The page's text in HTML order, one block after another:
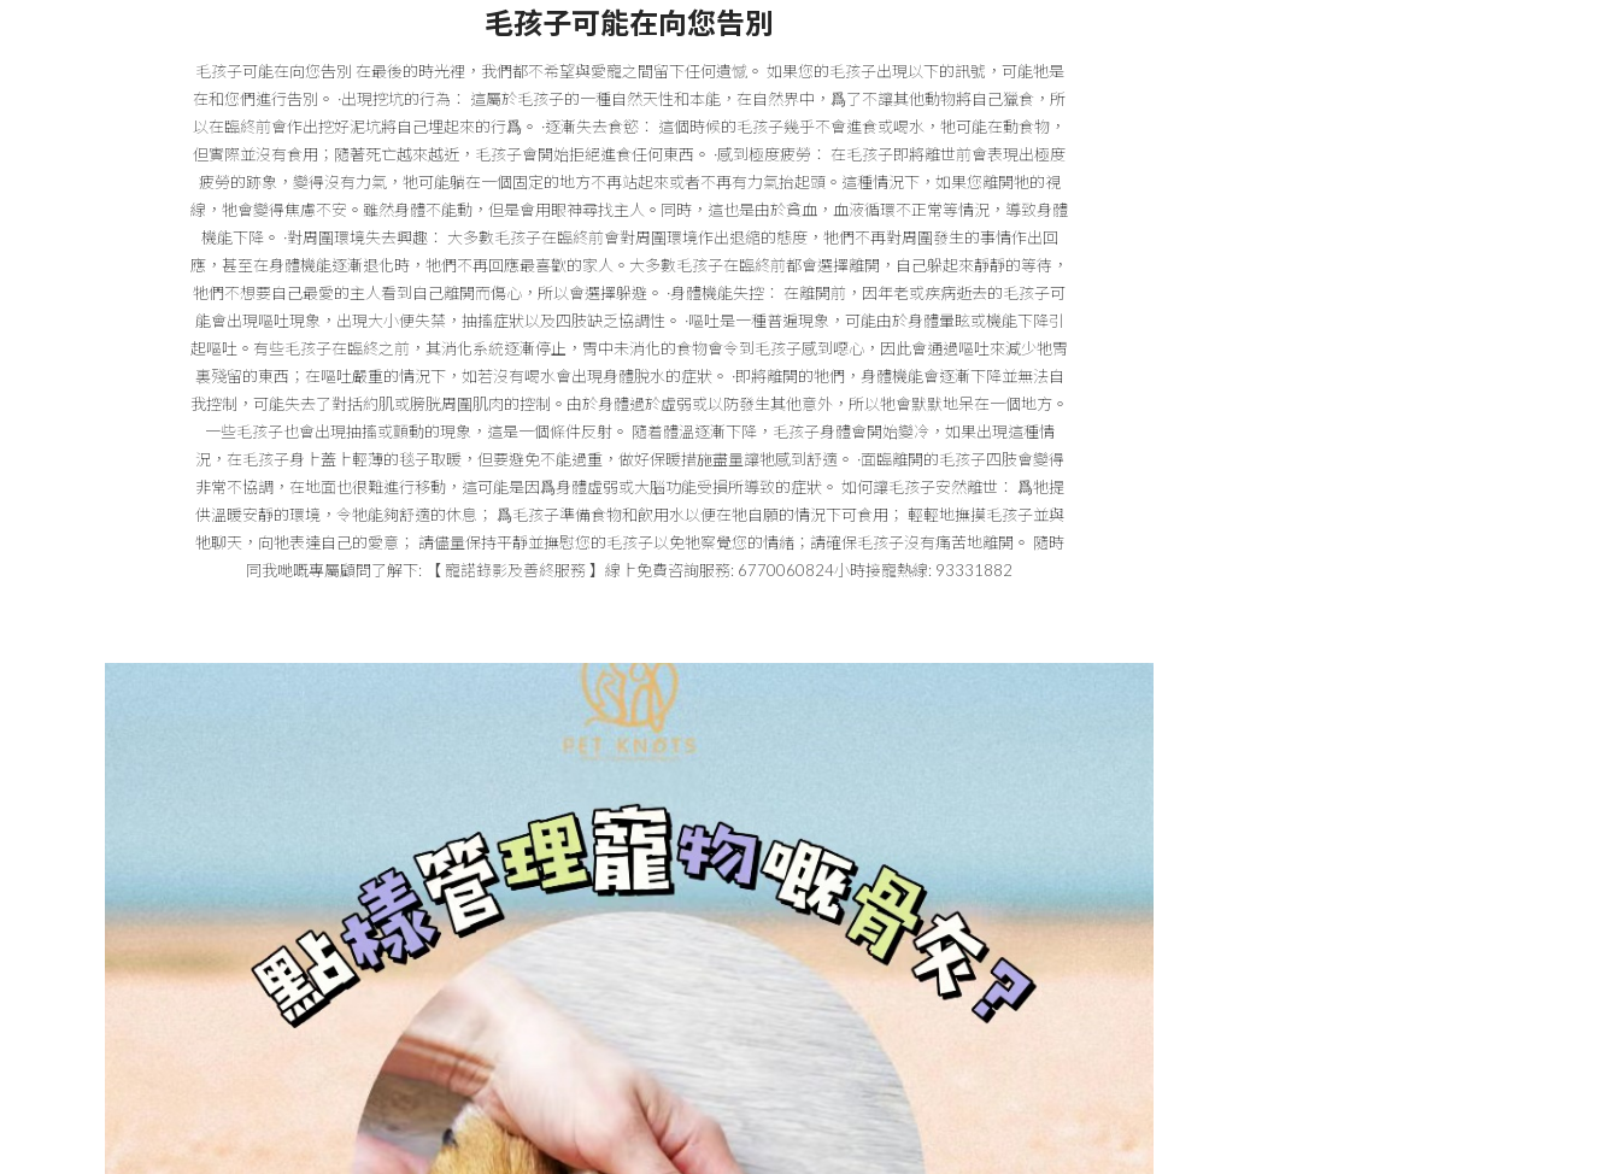
on
in
毛孩子可能在向您告別
毛孩子可能在向您告別 在最後的時光裡，我們都不希望與愛寵之間留下任何遺憾。 如果您的毛孩子出現以下的訊號，可能牠是
在和您們進行告別。 ·出現挖坑的行為： 這屬於毛孩子的一種自然天性和本能，在自然界中，爲了不讓其他動物將自己獵食，所
以在臨終前會作出挖好泥坑將自己埋起來的行爲。 ·逐漸失去食慾： 這個時候的毛孩子幾乎不會進食或喝水，牠可能在動食物，
但實際並沒有食用；隨著死亡越來越近，毛孩子會開始拒絕進食任何東西。 ·感到極度疲勞： 在毛孩子即將離世前會表現出極度
疲勞的跡象，變得沒有力氣，牠可能躺在一個固定的地方不再站起來或者不再有力氣抬起頭。這種情況下，如果您離開牠的視
線，牠會變得焦慮不安。雖然身體不能動，但是會用眼神尋找主人。同時，這也是由於貧血，血液循環不正常等情況，導致身體
機能下降。 ·對周圍環境失去興趣： 大多數毛孩子在臨終前會對周圍環境作出退縮的態度，牠們不再對周圍發生的事情作出回
應，甚至在身體機能逐漸退化時，牠們不再回應最喜歡的家人。大多數毛孩子在臨終前都會選擇離開，自己躲起來靜靜的等待，
牠們不想要自己最愛的主人看到自己離開而傷心，所以會選擇躲避。 ·身體機能失控： 在離開前，因年老或疾病逝去的毛孩子可
能會出現嘔吐現象，出現大小便失禁，抽搐症狀以及四肢缺乏協調性。 ·嘔吐是一種普遍現象，可能由於身體暈眩或機能下降引
起嘔吐。有些毛孩子在臨終之前，其消化系統逐漸停止，胃中未消化的食物會令到毛孩子感到噁心，因此會通過嘔吐來減少牠胃
裏殘留的東西；在嘔吐嚴重的情況下，如若沒有喝水會出現身體脫水的症狀。 ·即將離開的牠們，身體機能會逐漸下降並無法自
我控制，可能失去了對括約肌或膀胱周圍肌肉的控制。由於身體過於虛弱或以防發生其他意外，所以牠會默默地呆在一個地方。
一些毛孩子也會出現抽搐或顫動的現象，這是一個條件反射。 隨着體溫逐漸下降，毛孩子身體會開始變冷，如果出現這種情
況，在毛孩子身上蓋上輕薄的毯子取暖，但要避免不能過重，做好保暖措施盡量讓牠感到舒適。 ·面臨離開的毛孩子四肢會變得
非常不協調，在地面也很難進行移動，這可能是因爲身體虛弱或大腦功能受損所導致的症狀。 如何讓毛孩子安然離世： 爲牠提
供溫暖安靜的環境，令牠能夠舒適的休息； 爲毛孩子準備食物和飲用水以便在牠自願的情況下可食用； 輕輕地撫摸毛孩子並與
牠聊天，向牠表達自己的愛意； 請儘量保持平靜並撫慰您的毛孩子以免牠察覺您的情緒；請確保毛孩子沒有痛苦地離開。 隨時
同我哋嘅專屬顧問了解下: 【 寵諾錄影及善終服務 】線上免費咨詢服務: 6770060824小時接寵熱線: 93331882